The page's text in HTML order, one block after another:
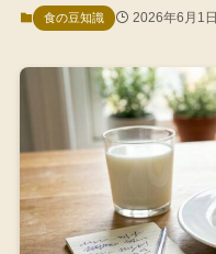
食の豆知識 2026年6月1日